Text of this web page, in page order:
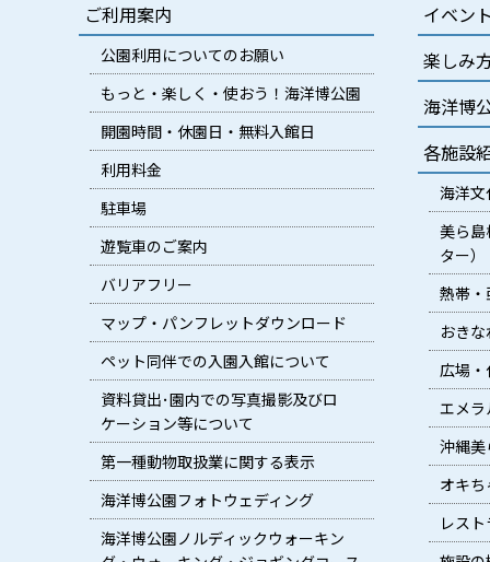
ご利用案内
公園利用についてのお願い
もっと・楽しく・使おう！海洋博公園
開園時間・休園日・無料入館日
利用料金
駐車場
遊覧車のご案内
バリアフリー
マップ・パンフレットダウンロード
ペット同伴での入園入館について
資料貸出･園内での写真撮影及びロ
ケーション等について
第一種動物取扱業に関する表示
海洋博公園フォトウェディング
海洋博公園ノルディックウォーキン
イベン
楽しみ
海洋博
各施設
海洋文
美ら
ター）
熱帯
おき
広場
エメ
沖縄
オキ
レス